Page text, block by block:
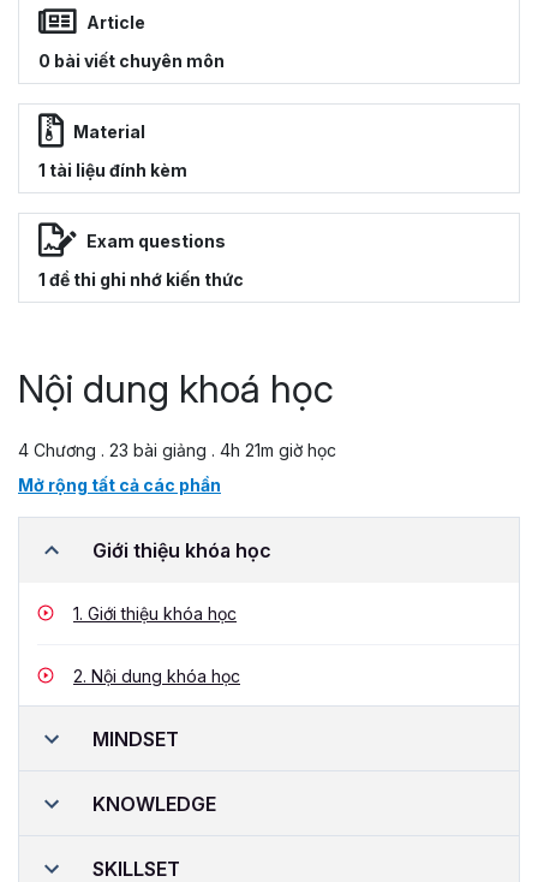
Article
0 bài viết chuyên môn
Material
1 tài liệu đính kèm
Exam questions
1 đề thi ghi nhớ kiến thức
Nội dung khoá học
4 Chương . 23 bài giảng . 4h 21m giờ học
Mở rộng tất cả các phần
Giới thiệu khóa học
1. Giới thiệu khóa học
2. Nội dung khóa học
MINDSET
KNOWLEDGE
SKILLSET